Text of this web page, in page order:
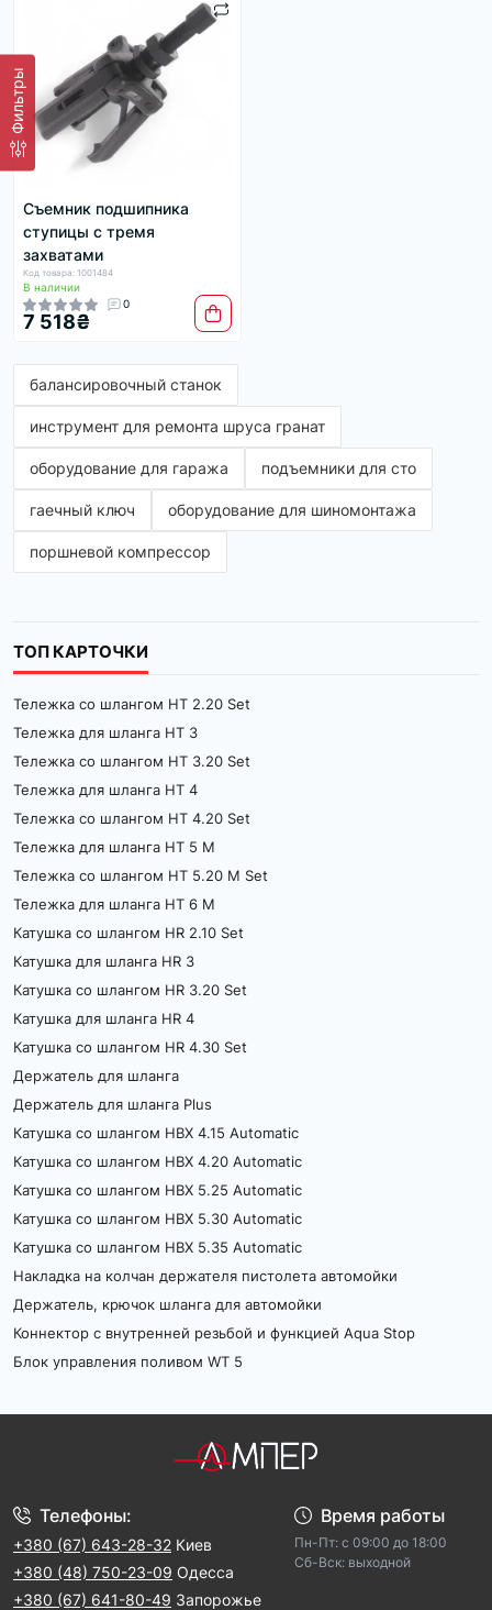
Фильтры
Съемник подшипника
ступицы с тремя
захватами
Код товара: 1001484
В наличии
0
7 518₴
балансировочный станок
инструмент для ремонта шруса гранат
оборудование для гаража подъемники для сто
гаечный ключ оборудование для шиномонтажа
поршневой компрессор
ТОП КАРТОЧКИ
Тележка со шлангом HT 2.20 Set
Тележка для шланга HT 3
Тележка со шлангом HT 3.20 Set
Тележка для шланга HT 4
Тележка со шлангом HT 4.20 Set
Тележка для шланга HT 5 M
Тележка со шлангом HT 5.20 M Set
Тележка для шланга HT 6 M
Катушка со шлангом HR 2.10 Set
Катушка для шланга HR 3
Катушка со шлангом HR 3.20 Set
Катушка для шланга HR 4
Катушка со шлангом HR 4.30 Set
Держатель для шланга
Держатель для шланга Plus
Катушка со шлангом HBX 4.15 Automatic
Катушка со шлангом HBX 4.20 Automatic
Катушка со шлангом HBX 5.25 Automatic
Катушка со шлангом HBX 5.30 Automatic
Катушка со шлангом HBX 5.35 Automatic
Накладка на колчан держателя пистолета автомойки
Держатель, крючок шланга для автомойки
Коннектор с внутренней резьбой и функцией Aqua Stop
Блок управления поливом WT 5
Телефоны:
+380 (67) 643-28-32 Киев
+380 (48) 750-23-09 Одесса
+380 (67) 641-80-49 Запорожье
Время работы
Пн-Пт: с 09:00 до 18:00
Cб-Вск: выходной